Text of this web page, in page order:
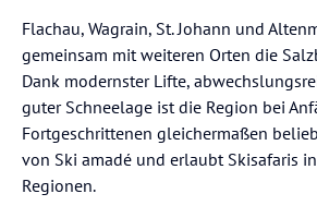
Flachau, Wagrain, St. Johann und
gemeinsam mit weiteren Orten die
Dank modernster Lifte,
guter Schneelage ist die Region bei
Fortgeschrittenen gleichermaßen
von Ski amadé und erlaubt Skisafaris
Regionen.